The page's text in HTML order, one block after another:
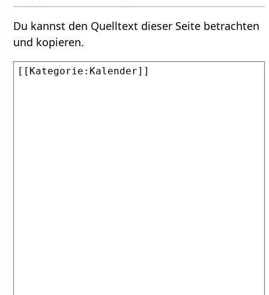
Du kannst den Quelltext dieser Seite betrachten
und kopieren.